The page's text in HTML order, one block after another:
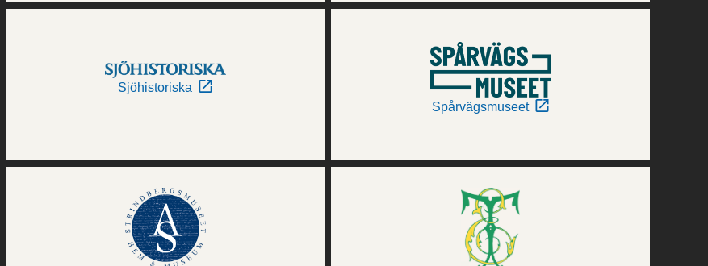
Sjöhistoriska
Spårvägsmuseet